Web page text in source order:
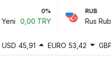
0,00 TRY
RUB
Rus Rublesi
USD 45,91 EURO 53,42